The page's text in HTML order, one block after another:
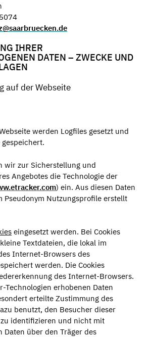
IHRER
DATEN – ZWECKE UND
auf der Webseite
werden Logfiles gesetzt und
wir zur Sicherstellung und
Angebotes die Technologie der
) ein. Aus diesen Daten
Pseudonym Nutzungsprofile erstellt
eingesetzt werden. Bei Cookies
Textdateien, die lokal im
Internet-Browsers des
werden. Die Cookies
des Internet-Browsers.
Technologien erhobenen Daten
erteilte Zustimmung des
benutzt, den Besucher dieser
identifizieren und nicht mit
Daten über den Träger des